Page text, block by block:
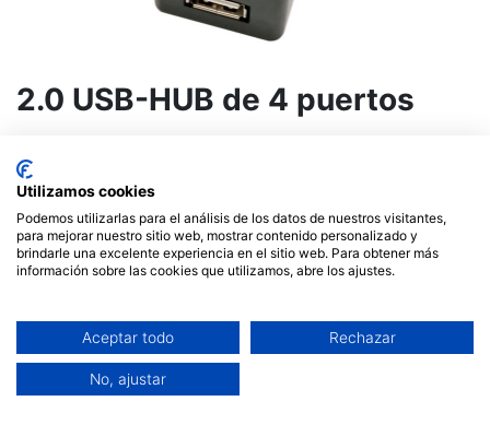
2.0 USB-HUB de 4 puertos
Reciba una notificación cuando vuelva a estar
disponible
Términos y condiciones
Garantía de devolución de 14 días
Envío: 2-3 días laborales
Utilizamos cookies
Podemos utilizarlas para el análisis de los datos de nuestros visitantes,
para mejorar nuestro sitio web, mostrar contenido personalizado y
brindarle una excelente experiencia en el sitio web. Para obtener más
información sobre las cookies que utilizamos, abre los ajustes.
Aceptar todo Rechazar
No, ajustar